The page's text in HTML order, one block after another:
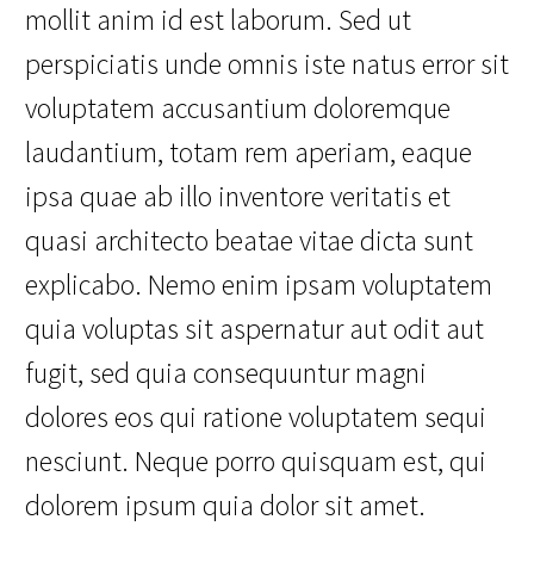
mollit anim id est laborum. Sed ut
perspiciatis unde omnis iste natus error sit
voluptatem accusantium doloremque
laudantium, totam rem aperiam, eaque
ipsa quae ab illo inventore veritatis et
quasi architecto beatae vitae dicta sunt
explicabo. Nemo enim ipsam voluptatem
quia voluptas sit aspernatur aut odit aut
fugit, sed quia consequuntur magni
dolores eos qui ratione voluptatem sequi
nesciunt. Neque porro quisquam est, qui
dolorem ipsum quia dolor sit amet.